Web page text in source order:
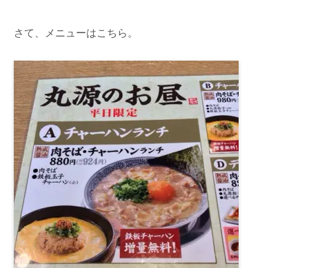
さて、メニューはこちら。